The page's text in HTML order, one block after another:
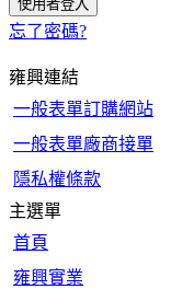
忘了密碼?
雍興連結
一般表單訂購網站
一般表單廠商接單
隱私權條款
主選單
首頁
雍興實業